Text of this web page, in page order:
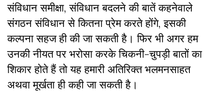
संविधान समीक्षा, संविधान बदलने की बातें कहनेवाले
संगठन संविधान से कितना प्रेम करते होंगे, इसकी
कल्पना सहज ही की जा सकती है। फिर भी अगर हम
उनकी नीयत पर भरोसा करके चिकनी-चुपड़ी बातों का
शिकार होते हैं तो यह हमारी अतिरिक्त भलमनसाहत
अथवा मूर्खता ही कही जा सकती है।